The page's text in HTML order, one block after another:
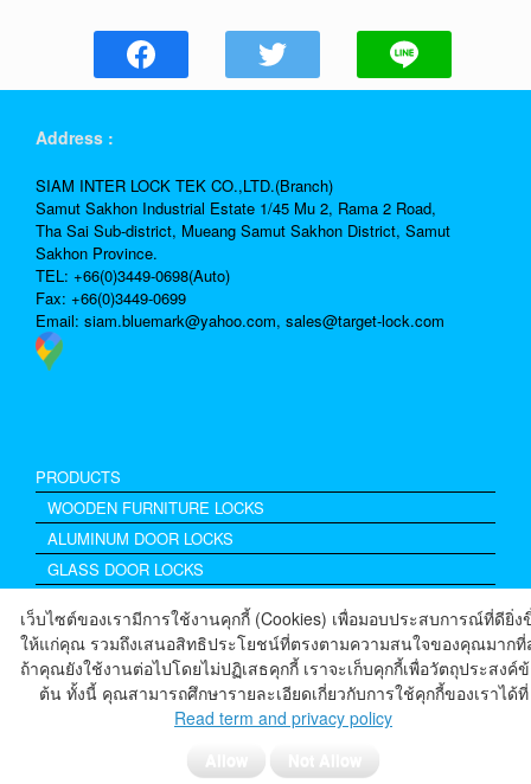
เว็บไซต์ของเรามีการใช้งานคุกกี้ (Cookies) เพื่อมอบประสบการณ์ที่ดียิ่ง
ให้แก่คุณ รวมถึงเสนอสิทธิประโยชน์ที่ตรงตามความสนใจของคุณมากที่
ถ้าคุณยังใช้งานต่อไปโดยไม่ปฏิเสธคุกกี้ เราจะเก็บคุกกี้เพื่อวัตถุประสงค์
ต้น ทั้งนี้ คุณสามารถศึกษารายละเอียดเกี่ยวกับการใช้คุกกี้ของเราได้ที่
Read term and privacy policy
Address :
SIAM INTER LOCK TEK CO.,LTD.(Branch)
Samut Sakhon Industrial Estate 1/45 Mu 2, Rama 2 Road,
Tha Sai Sub-district, Mueang Samut Sakhon District, Samut
Sakhon Province.
TEL: +66(0)3449-0698(Auto)
Fax: +66(0)3449-0699
Email: siam.bluemark@yahoo.com, sales@target-lock.com
PRODUCTS
WOODEN FURNITURE LOCKS
ALUMINUM DOOR LOCKS
GLASS DOOR LOCKS
ACCESSORIES